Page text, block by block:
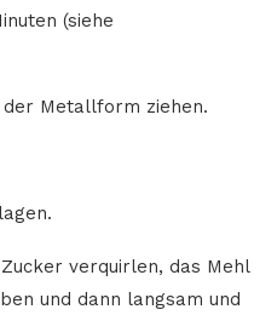
(siehe
der Metallform ziehen.
verquirlen, das Mehl
und dann langsam und